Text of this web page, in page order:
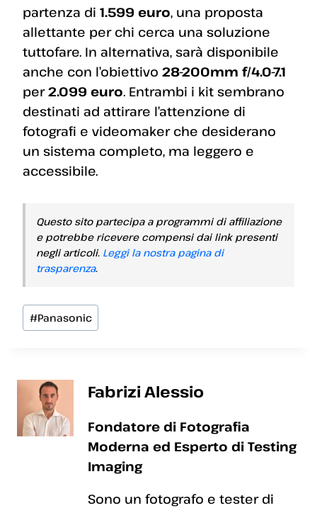
partenza di 1.599 euro, una proposta
allettante per chi cerca una soluzione
tuttofare. In alternativa, sarà disponibile
anche con l’obiettivo 28-200mm f/4.0-7.1
per2.099 euro. Entrambi i kit sembrano
destinati ad attirare l’attenzione di
fotografi e videomaker che desiderano
un sistema completo, ma leggero e
accessibile.
Questo sito partecipa a programmi di affiliazione
e potrebbe ricevere compensi dai link presenti
negli articoli. Leggi la nostra pagina di
trasparenza.
Tag
articolo:
#Panasonic
Fabrizi Alessio
Fondatore di Fotografia
Moderna ed Esperto di Testing
Imaging
Sono un fotografo e tester di